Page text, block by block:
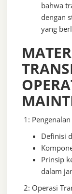
bahwa
dengan
yang
1:
Definisi
Prinsip
dalam
2: Operasi